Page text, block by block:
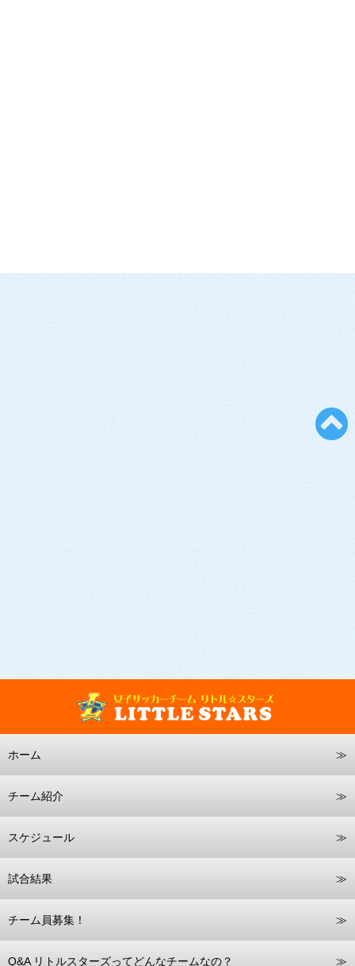
ホーム
チーム紹介
スケジュール
試合結果
チーム員募集！
Q&A リトルスターズってどんなチームなの？